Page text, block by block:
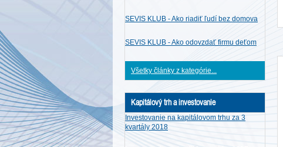
SEVIS KLUB - Ako riadiť ľudí bez domova
SEVIS KLUB - Ako odovzdať firmu deťom
Všetky články z kategórie...
Kapitálový trh a investovanie
Investovanie na kapitálovom trhu za 3
kvartály 2018